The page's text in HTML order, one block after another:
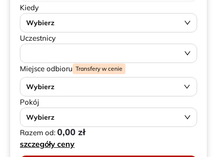
Kiedy
Wybierz
Uczestnicy
Miejsce odbioru Transfery w cenie
Wybierz
Pokój
Wybierz
Razem od: 0,00 zł
szczegóły ceny